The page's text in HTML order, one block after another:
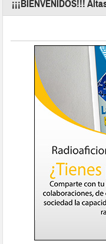
¡¡¡BIENVENIDOS!!!